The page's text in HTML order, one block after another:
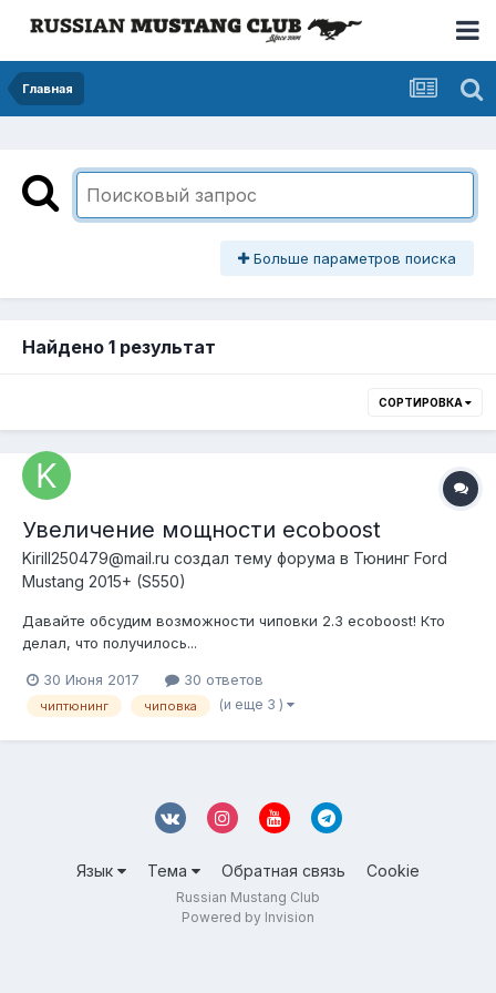
Главная
Больше параметров поиска
Найдено 1 результат
СОРТИРОВКА
Увеличение мощности ecoboost
Kirill250479@mail.ru создал тему форума в Тюнинг Ford
Mustang 2015+ (S550)
Давайте обсудим возможности чиповки 2.3 ecoboost! Кто
делал, что получилось...
30 Июня 2017 30 ответов
чиптюнинг чиповка (и еще 3 )
Язык Тема Обратная связь Cookie
Russian Mustang Club
Powered by Invision